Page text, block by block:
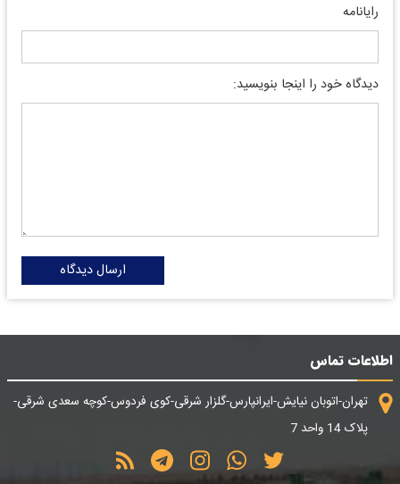
رایانامه
دیدگاه خود را اینجا بنویسید:
ارسال دیدگاه
اطلاعات تماس
تهران-اتوبان نیایش-ایرانپارس-گلزار شرقی-کوی فردوس-کوچه سعدی شرقی-
پلاک 14 واحد 7